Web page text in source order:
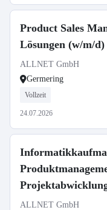
Product Sales
Lösungen (w/m/
ALLNET GmbH
Germering
Vollzeit
24.07.2026
78628 (w/m/d) -
ALLNET GmbH